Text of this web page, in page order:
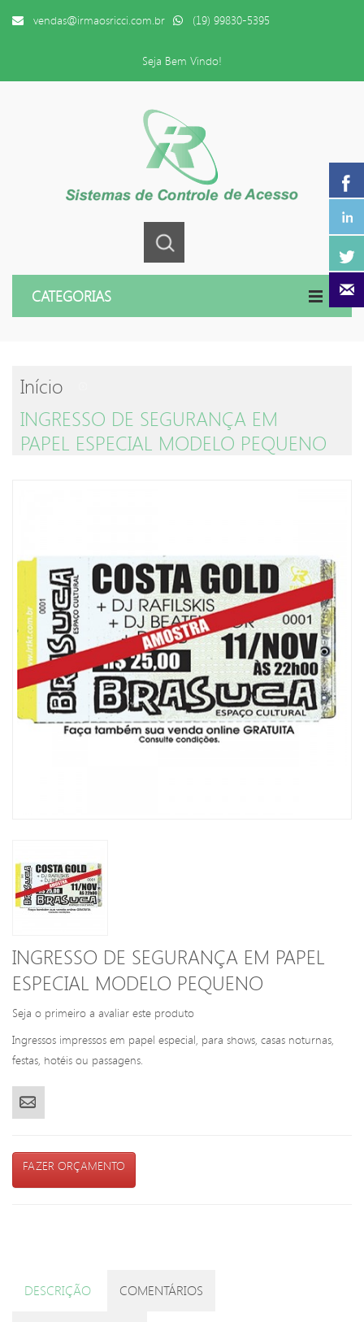
vendas@irmaosricci.com.br (19) 99830-5395
Seja Bem Vindo!
CATEGORIAS
Início
INGRESSO DE SEGURANÇA EM
PAPEL ESPECIAL MODELO PEQUENO
INGRESSO DE SEGURANÇA EM PAPEL
ESPECIAL MODELO PEQUENO
Seja o primeiro a avaliar este produto
Ingressos impressos em papel especial, para shows, casas noturnas,
festas, hotéis ou passagens.
FAZER ORÇAMENTO
DESCRIÇÃO COMENTÁRIOS